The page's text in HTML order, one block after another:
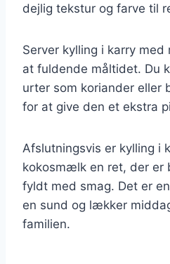
dejlig tekstur og farve til
Server kylling i karry
at fuldende måltidet. Du
urter som koriander eller
for at give den et ekstra
Afslutningsvis er kylling i
kokosmælk en ret, der er
fyldt med smag. Det er
en sund og lækker
familien.